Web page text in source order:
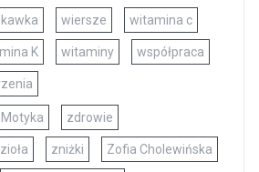
wiersze witamina c
K witaminy współpraca
zdrowie
zioła zniżki Zofia Cholewińska